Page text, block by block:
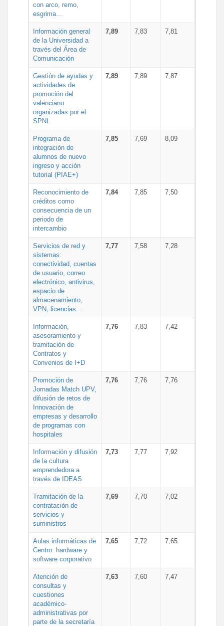
con arco, remo,
esgrima...
Información general
de la Universidad a
través del Área de
Comunicación
7,89 7,83 7,81
Gestión de ayudas y
actividades de
promoción del
valenciano
organizadas por el
SPNL
7,89 7,89 7,87
Programa de
integración de
alumnos de nuevo
ingreso y acción
tutorial (PIAE+)
7,85 7,69 8,09
Reconocimiento de
créditos como
consecuencia de un
periodo de
intercambio
7,84 7,85 7,50
Servicios de red y
sistemas:
conectividad, cuentas
de usuario, correo
electrónico, antivirus,
espacio de
almacenamiento,
VPN, licencias...
7,77 7,58 7,28
Información,
asesoramiento y
tramitación de
Contratos y
Convenios de I+D
7,76 7,83 7,42
Promoción de
Jornadas Match UPV,
difusión de retos de
Innovación de
empresas y desarrollo
de programas con
hospitales
7,76 7,76 7,76
Información y difusión
de la cultura
emprendedora a
través de IDEAS
7,73 7,77 7,92
Tramitación de la
contratación de
servicios y
suministros
7,69 7,70 7,02
Aulas informáticas de
Centro: hardware y
software corporativo
7,65 7,72 7,65
Atención de
consultas y
cuestiones
académico-
administrativas por
parte de la secretaría
7,63 7,60 7,47